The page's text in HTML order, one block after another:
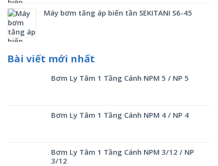
Máy bơm tăng áp biến tần SEKITANI S6-45
Bài viết mới nhất
Bơm Ly Tâm 1 Tầng Cánh NPM 5 / NP 5
Bơm Ly Tâm 1 Tầng Cánh NPM 4 / NP 4
Bơm Ly Tâm 1 Tầng Cánh NPM 3/12 / NP
3/12